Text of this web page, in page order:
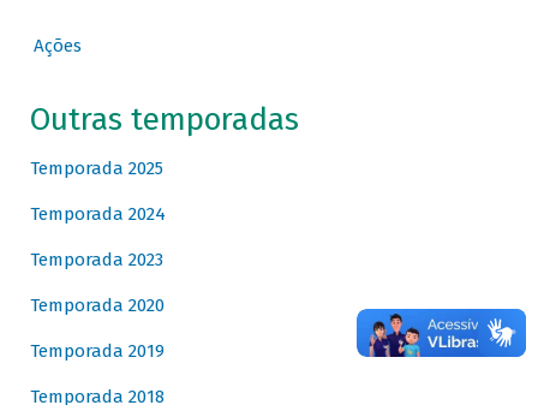
Ações
Outras temporadas
Temporada 2025
Temporada 2024
Temporada 2023
Temporada 2020
Temporada 2019
Temporada 2018